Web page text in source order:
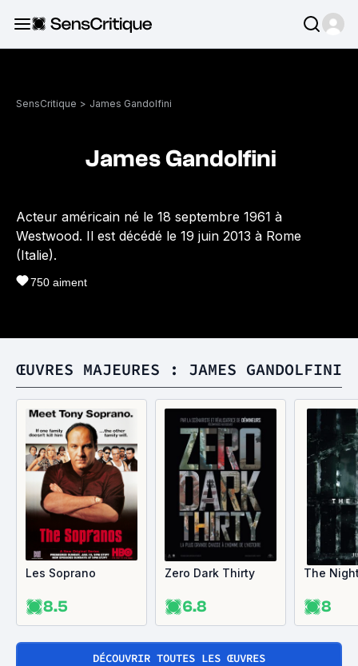
SensCritique > James Gandolfini
James Gandolfini
Acteur américain né le 18 septembre 1961 à
Westwood. Il est décédé le 19 juin 2013 à Rome
(Italie).
750 aiment
ŒUVRES MAJEURES : JAMES GANDOLFINI
Les Soprano
8.5
Zero Dark Thirty
6.8
The
8
DÉCOUVRIR TOUTES LES ŒUVRES